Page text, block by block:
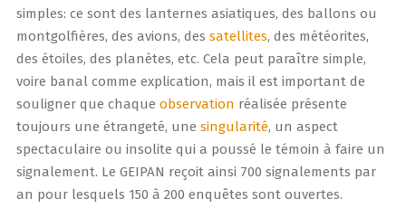
simples: ce sont des lanternes asiatiques, des ballons ou
montgolfières, des avions, des satellites, des météorites,
des étoiles, des planètes, etc. Cela peut paraître simple,
voire banal comme explication, mais il est important de
souligner que chaque observation réalisée présente
toujours une étrangeté, une singularité, un aspect
spectaculaire ou insolite qui a poussé le témoin à faire un
signalement. Le GEIPAN reçoit ainsi 700 signalements par
an pour lesquels 150 à 200 enquêtes sont ouvertes.